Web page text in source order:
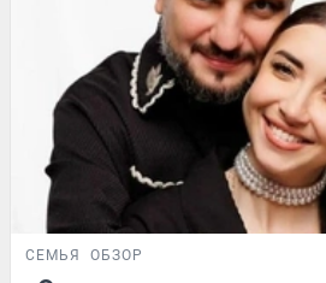
СЕМЬЯ ОБЗОР